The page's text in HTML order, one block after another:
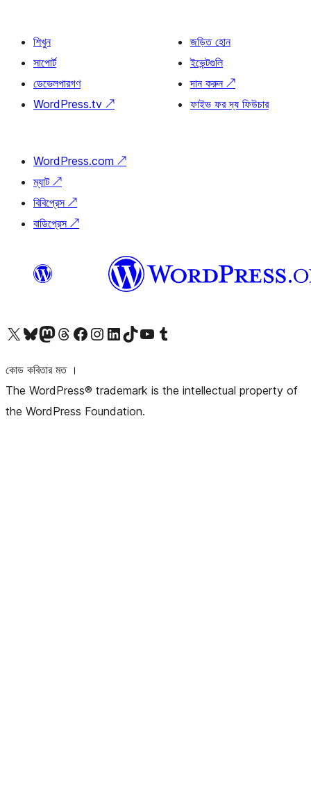
শিখুন
সাপোর্ট
ডেভেলপারগণ
WordPress.tv ↗
জড়িত হোন
ইভেন্টগুলি
দান করুন ↗
ফাইভ ফর দ্য ফিউচার
WordPress.com ↗
ম্যাট ↗
বিবিপ্রেস ↗
বাডিপ্রেস ↗
আমাদের X (আগের টুইটার) অ্যাকাউন্টে যানআমাদের Bluesky অ্যাকাউন্টটি দেখুনআমাদের মাস্টোডন অ্যাকাউন্টটি দেখুনআমাদের থ্রেডস অ্যাকাউন্টটি দেখুনআমাদের ফেসবুক পেজ দেখুনআমাদের ইন্সটাগ্রাম অ্যাকাউন্ট দেখুনআমাদের লিঙ্কডইন অ্যাকাউন্টে যানআমাদের TikTok অ্যাকাউন্টটি দেখুনআমাদের ইউটিউব চ্যানেলে যান আমাদের টাম্বলার অ্যাকাউন্ট দেখুন
কোড কবিতার মত ।
The WordPress® trademark is the intellectual property of
the WordPress Foundation.